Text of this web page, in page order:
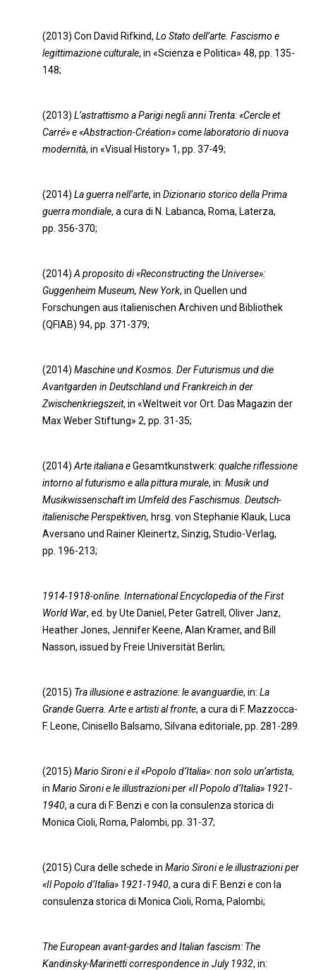
(2013) Con David Rifkind, Lo Stato dell’arte. Fascismo e
legittimazione culturale, in «Scienza e Politica» 48, pp. 135-
148;
(2013) L’astrattismo a Parigi negli anni Trenta: «Cercle et
Carré» e «Abstraction-Création» come laboratorio di nuova
modernità, in «Visual History» 1, pp. 37-49;
(2014) La guerra nell’arte, in Dizionario storico della Prima
guerra mondiale, a cura di N. Labanca, Roma, Laterza,
pp. 356-370;
(2014) A proposito di «Reconstructing the Universe»:
Guggenheim Museum, New York, in Quellen und
Forschungen aus italienischen Archiven und Bibliothek
(QFIAB) 94, pp. 371-379;
(2014) Maschine und Kosmos. Der Futurismus und die
Avantgarden in Deutschland und Frankreich in der
Zwischenkriegszeit, in «Weltweit vor Ort. Das Magazin der
Max Weber Stiftung» 2, pp. 31-35;
(2014) Arte italiana eGesamtkunstwerk: qualche riflessione
intorno al futurismo e alla pittura murale, in: Musik und
Musikwissenschaft im Umfeld des Faschismus. Deutsch-
italienische Perspektiven, hrsg. von Stephanie Klauk, Luca
Aversano und Rainer Kleinertz, Sinzig, Studio-Verlag,
pp. 196-213;
1914-1918-online. International Encyclopedia of the First
World War, ed. by Ute Daniel, Peter Gatrell, Oliver Janz,
Heather Jones, Jennifer Keene, Alan Kramer, and Bill
Nasson, issued by Freie Universität Berlin;
(2015) Tra illusione e astrazione: le avanguardie, in: La
Grande Guerra. Arte e artistialfronte, a cura di F. Mazzocca-
F. Leone, Cinisello Balsamo, Silvana editoriale, pp. 281-289.
(2015) Mario Sironi e il «Popolo d’Italia»: non solo un’artista,
in Mario Sironi e le illustrazioni per «Il Popolo d’Italia» 1921-
1940, a cura di F. Benzi e con la consulenza storica di
Monica Cioli, Roma, Palombi, pp. 31-37;
(2015) Cura delle schede in Mario Sironi e le illustrazioni per
«Il Popolo d’Italia» 1921-1940, a cura di F. Benzi e con la
consulenza storica di Monica Cioli, Roma, Palombi;
The European avant-gardes and Italian fascism: The
Kandinsky-Marinetti correspondence in July 1932, in: